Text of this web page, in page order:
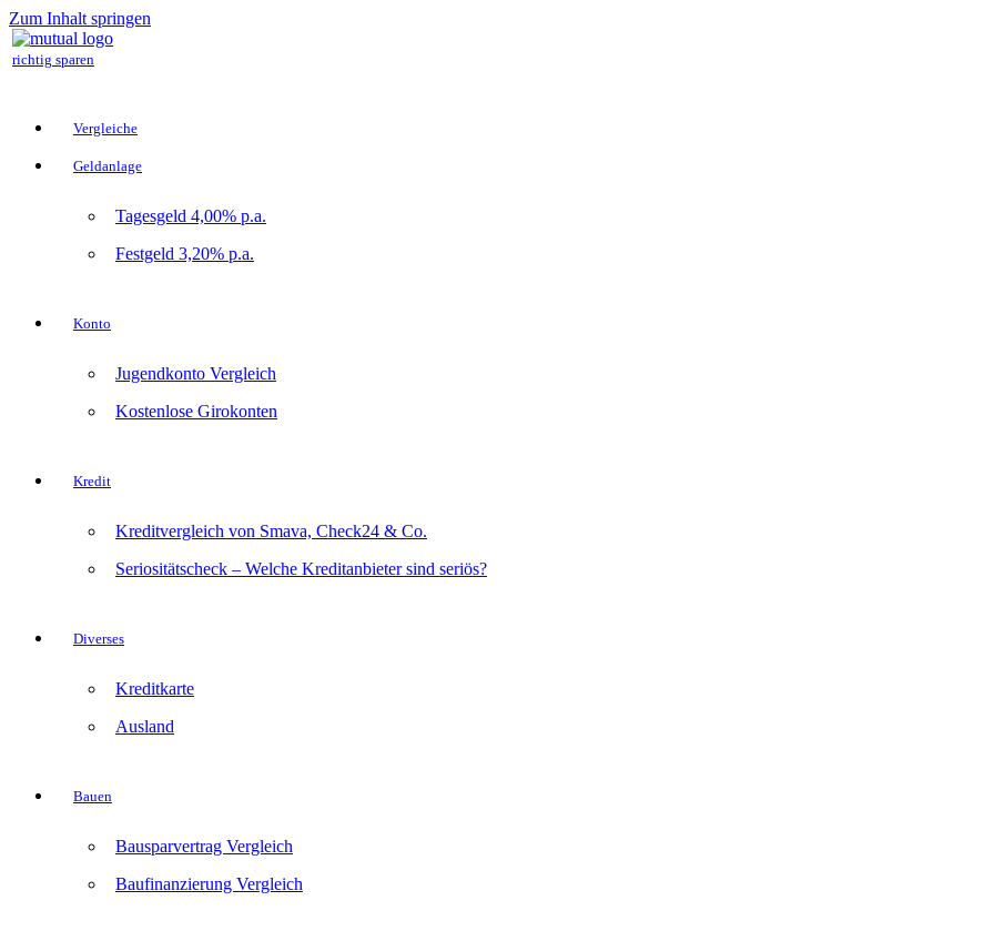
Zum Inhalt springen
richtig sparen
Vergleiche
Geldanlage
Tagesgeld 4,00% p.a.
Festgeld 3,20% p.a.
Konto
Jugendkonto Vergleich
Kostenlose Girokonten
Kredit
Kreditvergleich von Smava, Check24 & Co.
Seriositätscheck – Welche Kreditanbieter sind seriös?
Diverses
Kreditkarte
Ausland
Bauen
Bausparvertrag Vergleich
Baufinanzierung Vergleich